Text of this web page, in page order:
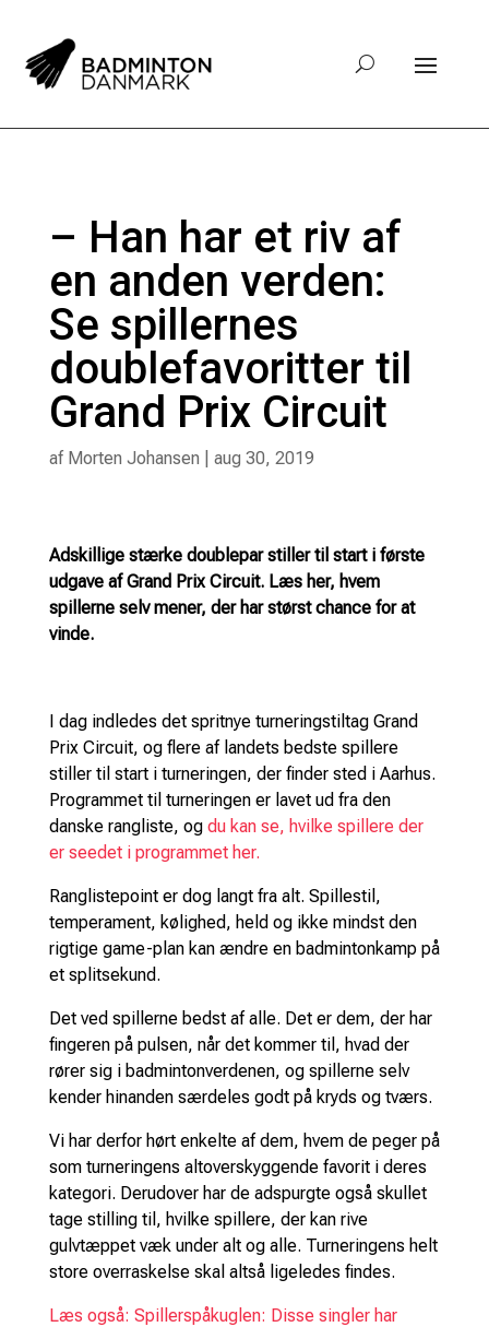
– Han har et riv af
en anden verden:
Se spillernes
doublefavoritter til
Grand Prix Circuit
af Morten Johansen aug 30, 2019
Adskillige stærke doublepar stiller til start i første
udgave af Grand Prix Circuit. Læs her, hvem
spillerne selv mener, der har størst chance for at
vinde.
I dag indledes det spritnye turneringstiltag Grand
Prix Circuit, og flere af landets bedste spillere
stiller til start i turneringen, der finder sted i Aarhus.
Programmet til turneringen er lavet ud fra den
danske rangliste, og du kan se, hvilke spillere der
er seedet i programmet her.
Ranglistepoint er dog langt fra alt. Spillestil,
temperament, kølighed, held og ikke mindst den
rigtige game-plan kan ændre en badmintonkamp på
et splitsekund.
Det ved spillerne bedst af alle. Det er dem, der har
fingeren på pulsen, når det kommer til, hvad der
rører sig i badmintonverdenen, og spillerne selv
kender hinanden særdeles godt på kryds og tværs.
Vi har derfor hørt enkelte af dem, hvem de peger på
som turneringens altoverskyggende favorit i deres
kategori. Derudover har de adspurgte også skullet
tage stilling til, hvilke spillere, der kan rive
gulvtæppet væk under alt og alle. Turneringens helt
store overraskelse skal altså ligeledes findes.
Læs også: Spillerspåkuglen: Disse singler har